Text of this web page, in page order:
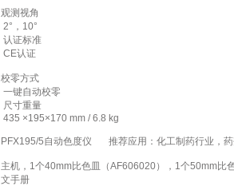
观测视角
2°，10°
认证标准
CE认证
校零方式
一键自动校零
尺寸重量
435 ×195×170 mm / 6.8 kg
PFX195/5自动色度仪 推荐应用：化工制药行业，药
主机，1个40mm比色皿（AF606020），1个50mm比
文手册